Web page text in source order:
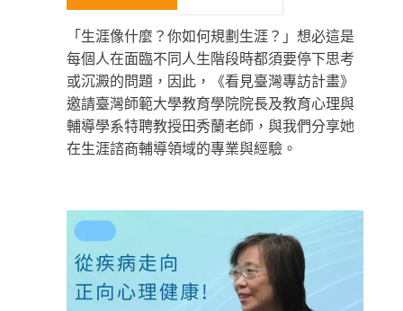
「生涯像什麼？你如何規劃生涯？」想必這是
每個人在面臨不同人生階段時都須要停下思考
或沉澱的問題，因此，《看見臺灣專訪計畫》
邀請臺灣師範大學教育學院院長及教育心理與
輔導學系特聘教授田秀蘭老師，與我們分享她
在生涯諮商輔導領域的專業與經驗。